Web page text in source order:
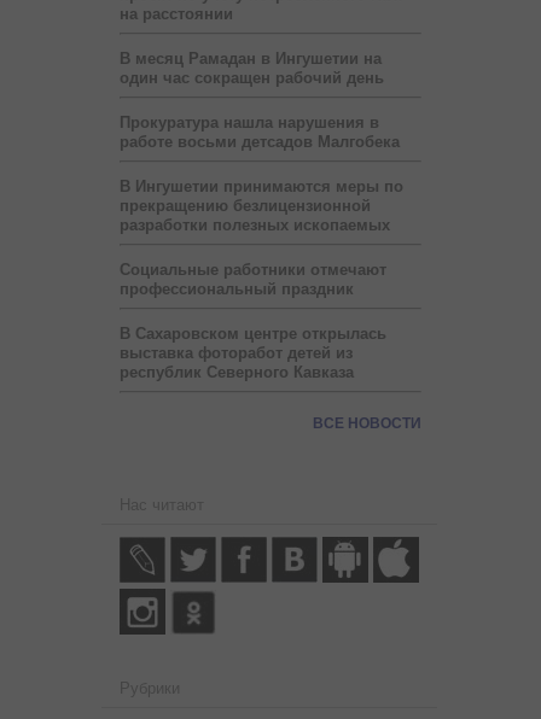
на расстоянии
В месяц Рамадан в Ингушетии на
один час сокращен рабочий день
Прокуратура нашла нарушения в
работе восьми детсадов Малгобека
В Ингушетии принимаются меры по
прекращению безлицензионной
разработки полезных ископаемых
Социальные работники отмечают
профессиональный праздник
В Сахаровском центре открылась
выставка фоторабот детей из
республик Северного Кавказа
ВСЕ НОВОСТИ
Нас читают
Рубрики